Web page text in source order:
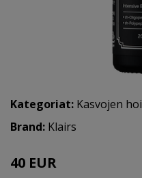
Kategoriat: Kasvojen
Brand: Klairs
40 EUR